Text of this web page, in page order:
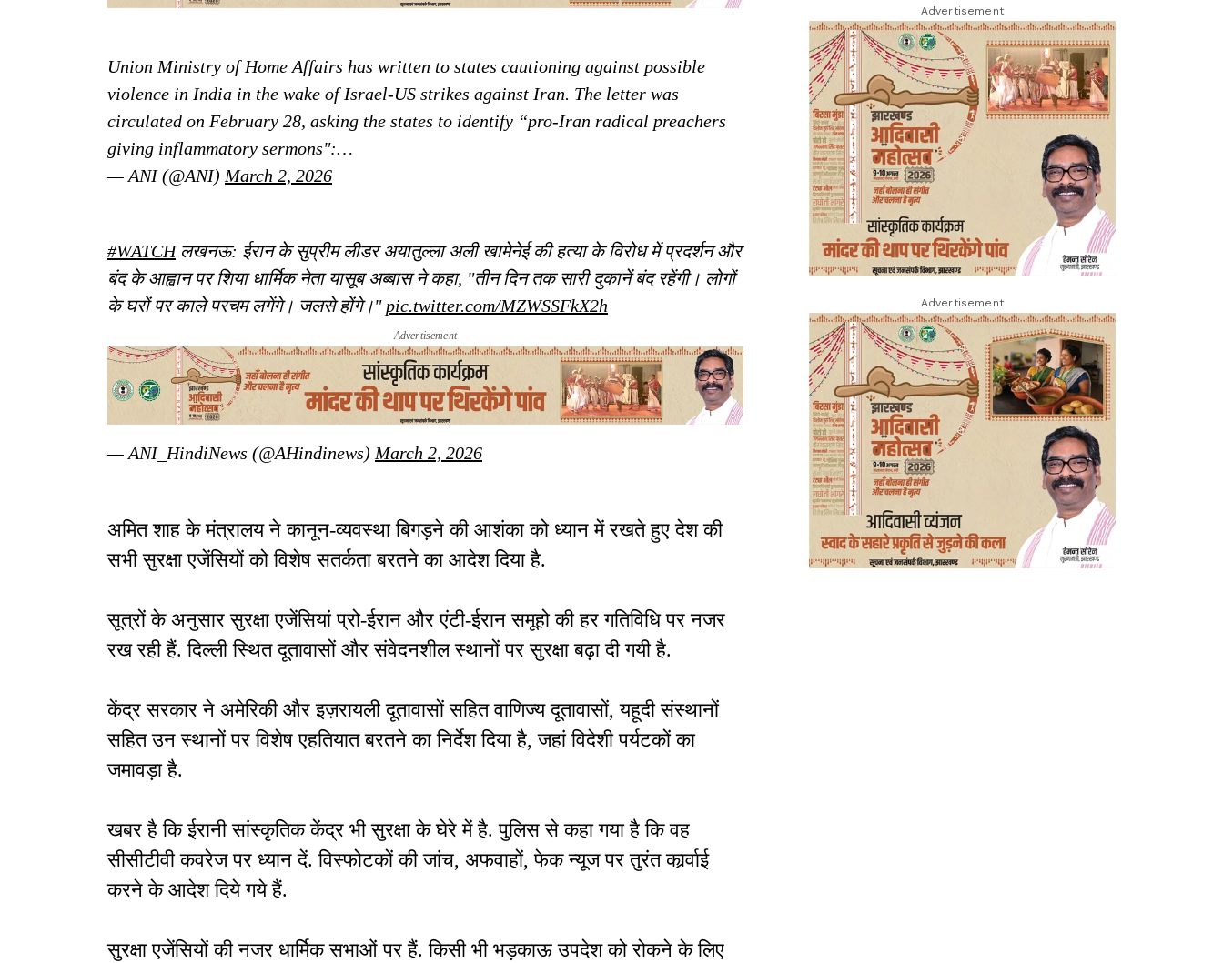
Union Ministry of Home Affairs has written to states cautioning against possible
violence in India in the wake of Israel-US strikes against Iran. The letter was
circulated on February 28, asking the states to identify “pro-Iran radical preachers
giving inflammatory sermons":…
— ANI (@ANI) March 2, 2026
#WATCHलखनऊ: ईरान के सुप्रीम लीडर अयातुल्ला अली खामेनेई की हत्या के विरोध में प्रदर्शन और
बंद के आह्वान पर शिया धार्मिक नेता यासूब अब्बास ने कहा, "तीन दिन तक सारी दुकानें बंद रहेंगी। लोगों
के घरों पर काले परचम लगेंगे। जलसे होंगे।" pic.twitter.com/MZWSSFkX2h
Advertisement
— ANI_HindiNews (@AHindinews) March 2, 2026
अमित शाह के मंत्रालय ने कानून-व्यवस्था बिगड़ने की आशंका को ध्यान में रखते हुए देश की
सभी सुरक्षा एजेंसियों को विशेष सतर्कता बरतने का आदेश दिया है.
सूत्रों के अनुसार सुरक्षा एजेंसियां प्रो-ईरान और एंटी-ईरान समूहो की हर गतिविधि पर नजर
रख रही हैं. दिल्ली स्थित दूतावासों और संवेदनशील स्थानों पर सुरक्षा बढ़ा दी गयी है.
केंद्र सरकार ने अमेरिकी और इज़रायली दूतावासों सहित वाणिज्य दूतावासों, यहूदी संस्थानों
सहित उन स्थानों पर विशेष एहतियात बरतने का निर्देश दिया है, जहां विदेशी पर्यटकों का
जमावड़ा है.
खबर है कि ईरानी सांस्कृतिक केंद्र भी सुरक्षा के घेरे में है. पुलिस से कहा गया है कि वह
सीसीटीवी कवरेज पर ध्यान दें. विस्फोटकों की जांच, अफवाहों, फेक न्यूज पर तुरंत कार्र्वाई
करने के आदेश दिये गये हैं.
सुरक्षा एजेंसियों की नजर धार्मिक सभाओं पर हैं. किसी भी भड़काऊ उपदेश को रोकने के लिए
Advertisement
Advertisement